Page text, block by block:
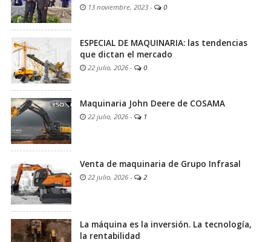
13 noviembre, 2023 - 0
ESPECIAL DE MAQUINARIA: las tendencias
que dictan el mercado
22 julio, 2026 - 0
Maquinaria John Deere de COSAMA
22 julio, 2026 - 1
Venta de maquinaria de Grupo Infrasal
22 julio, 2026 - 2
La máquina es la inversión. La tecnología,
la rentabilidad